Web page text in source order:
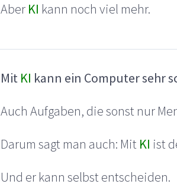
Aber KI kann noch viel mehr.
Mit KI kann ein Computer sehr
Auch Aufgaben, die sonst nur
Darum sagt man auch: Mit KI ist
Und er kann selbst entscheiden.